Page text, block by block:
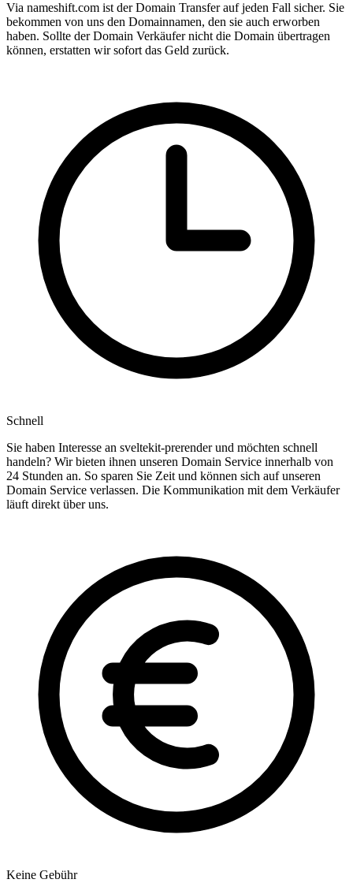
Via nameshift.com ist der Domain Transfer auf jeden Fall sicher. Sie
bekommen von uns den Domainnamen, den sie auch erworben
haben. Sollte der Domain Verkäufer nicht die Domain übertragen
können, erstatten wir sofort das Geld zurück.
Schnell
Sie haben Interesse an sveltekit-prerender und möchten schnell
handeln? Wir bieten ihnen unseren Domain Service innerhalb von
24 Stunden an. So sparen Sie Zeit und können sich auf unseren
Domain Service verlassen. Die Kommunikation mit dem Verkäufer
läuft direkt über uns.
Keine Gebühr